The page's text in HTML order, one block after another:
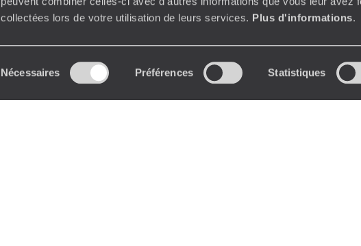
collectées lors de votre utilisation de leurs services. Plus d'informations.
du
Nécessaires Préférences Statistiques